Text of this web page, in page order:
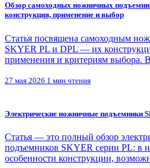
Обзор самоходных ножничных
конструкция, применение и выбор
Статья посвящена самоходным
SKYER PL и DPL — их
применения и критериям выбора.
27 мая 2026 1 мин чтения
Электрические ножничные подъемники
Статья — это полный обзор
подъемников SKYER серии PL: в
особенности конструкции,